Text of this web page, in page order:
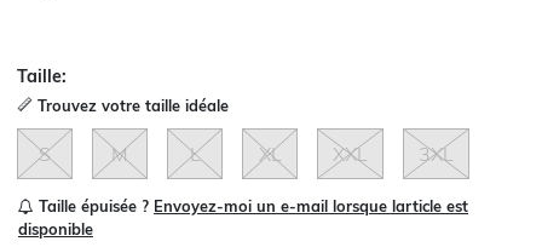
Taille:
Trouvez votre taille idéale
S M L XL XXL 3XL
Taille épuisée ? Envoyez-moi un e-mail lorsque larticle est
disponible